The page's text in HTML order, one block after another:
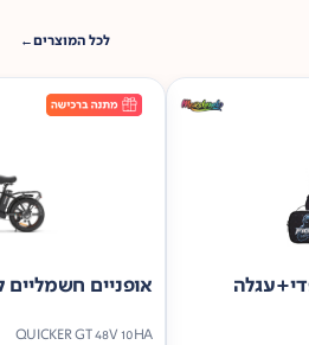
לכל המוצרים
אופניים חשמליים
QUICKER GT 48V 10HA